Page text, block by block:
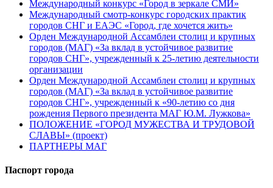
Международный конкурс «Город в зеркале СМИ»
Международный смотр-конкурс городских практик
городов СНГ и ЕАЭС «Город, где хочется жить»
Орден Международной Ассамблеи столиц и крупных
городов (МАГ) «За вклад в устойчивое развитие
городов СНГ», учрежденный к 25-летию деятельности
организации
Орден Международной Ассамблеи столиц и крупных
городов (МАГ) «За вклад в устойчивое развитие
городов СНГ», учрежденный к «90-летию со дня
рождения Первого президента МАГ Ю.М. Лужкова»
ПОЛОЖЕНИЕ «ГОРОД МУЖЕСТВА И ТРУДОВОЙ
СЛАВЫ» (проект)
ПАРТНЕРЫ МАГ
Паспорт города